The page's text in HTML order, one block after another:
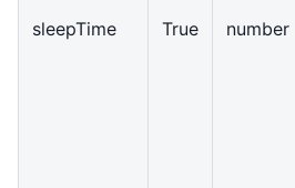
sleepTime True number